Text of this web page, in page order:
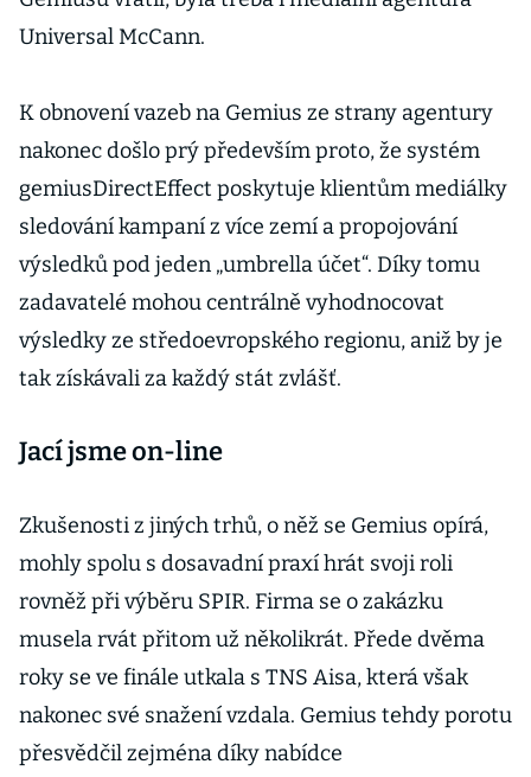
Universal McCann.
K obnovení vazeb na Gemius ze strany agentury
nakonec došlo prý především proto, že systém
gemiusDirectEffect poskytuje klientům mediálky
sledování kampaní z více zemí a propojování
výsledků pod jeden „umbrella účet“. Díky tomu
zadavatelé mohou centrálně vyhodnocovat
výsledky ze středoevropského regionu, aniž by je
tak získávali za každý stát zvlášť.
Jací jsme on-line
Zkušenosti z jiných trhů, o něž se Gemius opírá,
mohly spolu s dosavadní praxí hrát svoji roli
rovněž při výběru SPIR. Firma se o zakázku
musela rvát přitom už několikrát. Přede dvěma
roky se ve finále utkala s TNS Aisa, která však
nakonec své snažení vzdala. Gemius tehdy porotu
přesvědčil zejména díky nabídce